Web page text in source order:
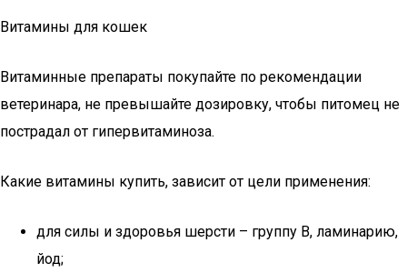
Витамины для кошек
Витаминные препараты покупайте по рекомендации
ветеринара, не превышайте дозировку, чтобы питомец не
пострадал от гипервитаминоза.
Какие витамины купить, зависит от цели применения:
для силы и здоровья шерсти – группу B, ламинарию,
йод;